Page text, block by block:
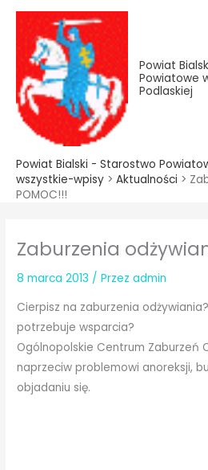
treści
Przejdź
treści
Powiat
Powiatowe
Podlaskiej
Powiat Bialski - Starostwo
wszystkie-wpisy > Aktualności >
POMOC!!!
Zaburzenia
8 marca 2013 / Przezadmin
Cierpisz na zaburzenia
potrzebuje wsparcia?
Ogólnopolskie Centrum Zaburzeń
naprzeciw problemowi anoreksji,
objadaniu się.